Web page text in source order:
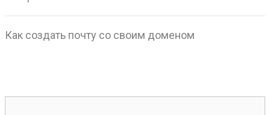
Как создать почту со своим доменом